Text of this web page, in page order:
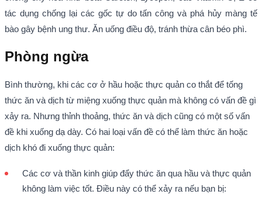
tác dụng chống lại các gốc tự do tấn công và phá hủy màng tế
bào gây bệnh ung thư. Ăn uống điều độ, tránh thừa cân béo phì.
Phòng ngừa
Bình thường, khi các cơ ở hầu hoặc thực quản co thắt để tống
thức ăn và dịch từ miệng xuống thực quản mà không có vấn đề gì
xảy ra. Nhưng thỉnh thoảng, thức ăn và dịch cũng có một số vấn
đề khi xuống dạ dày. Có hai loại vấn đề có thể làm thức ăn hoặc
dịch khó đi xuống thực quản:
Các cơ và thần kinh giúp đẩy thức ăn qua hầu và thực quản
không làm việc tốt. Điều này có thể xảy ra nếu bạn bị: